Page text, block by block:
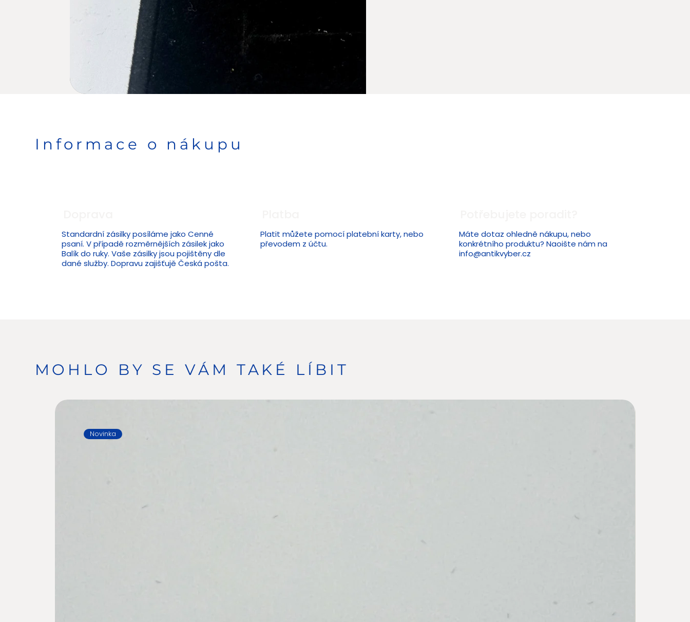
Informace o nákupu
Standardní zásilky posíláme jako Cenné
psaní. V případě rozměrnějších zásilek jako
Balík do ruky. Vaše zásilky jsou pojištěny dle
dané služby. Dopravu zajišťujě Česká pošta.
Platit můžete pomocí platební karty, nebo
převodem z účtu.
Máte dotaz ohledně nákupu, nebo
konkrétního produktu? Naoište nám na
info@antikvyber.cz
Novinka
MOHLO BY SE VÁM TAKÉ LÍBIT